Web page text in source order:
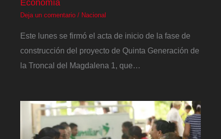
Economía
Deja un comentario / Nacional
Este lunes se firmó el acta de inicio de la fase de
construcción del proyecto de Quinta Generación de
la Troncal del Magdalena 1, que…